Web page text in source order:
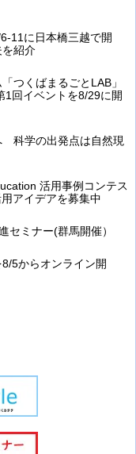
11に日本橋三越で開
紹介
つくばまるごとLAB」
1回イベントを8/29に開
科学の出発点は自然現
活用事例コンテス
アイデアを募集中
セミナー(群馬開催）
5からオンライン開